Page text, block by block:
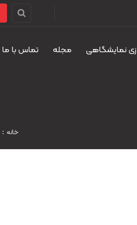
نمایشگاهی مجله تماس با ما
خانه